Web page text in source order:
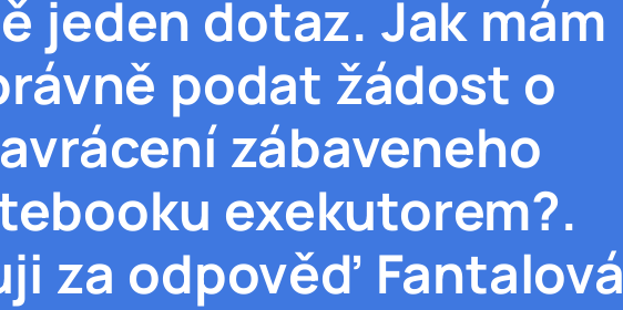
jeden dotaz. Jak mám
podat žádost o
zábaveneho
exekutorem?.
za odpověď Fantalová